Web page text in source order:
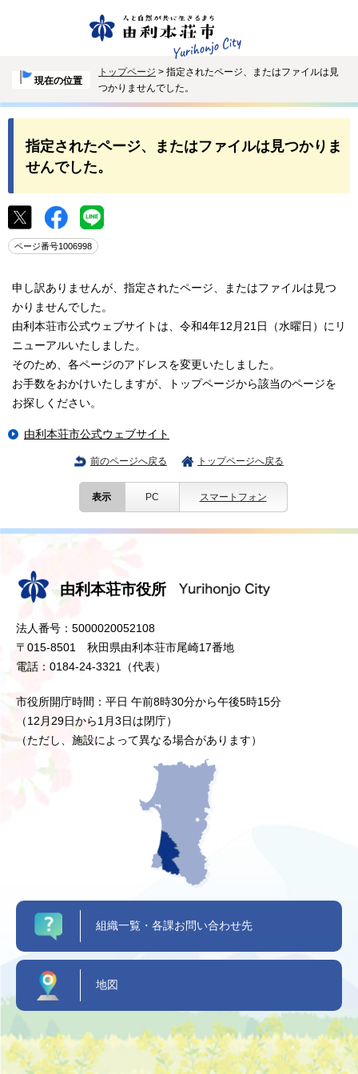
現在の位置
トップページ > 指定されたページ、またはファイルは見
つかりませんでした。
指定されたページ、またはファイルは見つかりま
せんでした。
ページ番号1006998
申し訳ありませんが、指定されたページ、またはファイルは見つ
かりませんでした。
由利本荘市公式ウェブサイトは、令和4年12月21日（水曜日）にリ
ニューアルいたしました。
そのため、各ページのアドレスを変更いたしました。
お手数をおかけいたしますが、トップページから該当のページを
お探しください。
由利本荘市公式ウェブサイト
前のページへ戻る トップページへ戻る
表示 PC スマートフォン
由利本荘市役所
法人番号：5000020052108
〒015-8501 秋田県由利本荘市尾崎17番地
電話：0184-24-3321（代表）
市役所開庁時間：平日 午前8時30分から午後5時15分
（12月29日から1月3日は閉庁）
（ただし、施設によって異なる場合があります）
組織一覧・各課お問い合わせ先
地図